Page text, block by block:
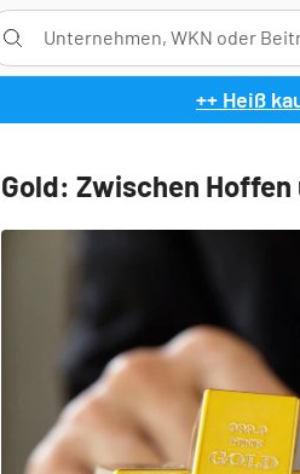
++ Heiß
Gold: Zwischen Hoffen